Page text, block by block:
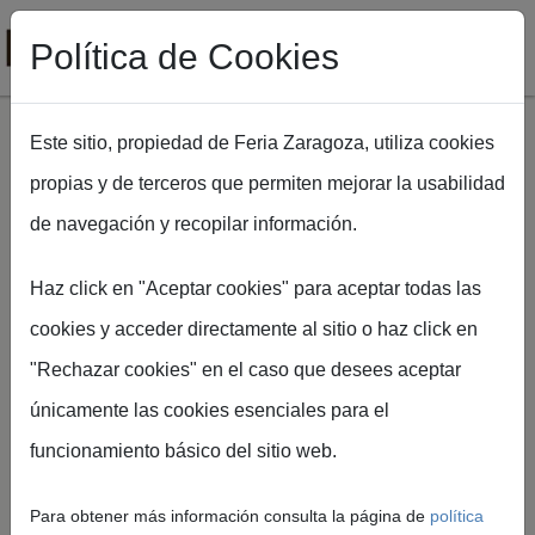
Pasar al contenido principal
Ponentes de
FIMA 2026
Política de Cookies
Este sitio, propiedad de Feria Zaragoza, utiliza cookies
propias y de terceros que permiten mejorar la usabilidad
de navegación y recopilar información.
Haz click en "Aceptar cookies" para aceptar todas las
cookies y acceder directamente al sitio o haz click en
"Rechazar cookies" en el caso que desees aceptar
únicamente las cookies esenciales para el
funcionamiento básico del sitio web.
Para obtener más información consulta la página de política